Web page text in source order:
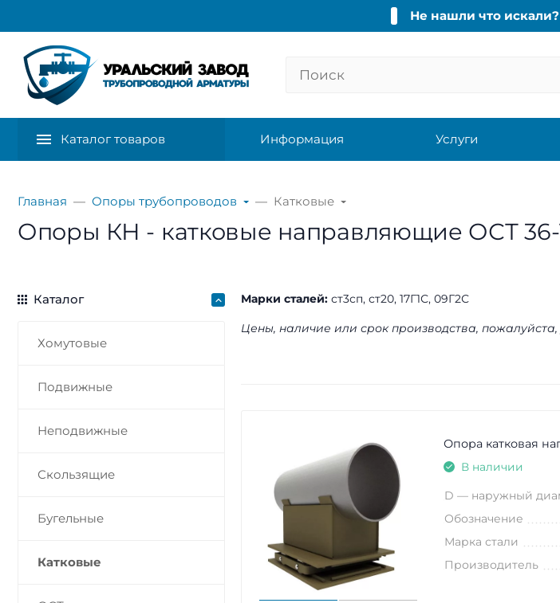
Не нашли что искали?
Каталог товаров Информация Услуги
Главная Опоры трубопроводов Катковые
Опоры КН - катковые направляющие ОСТ 36-
Каталог
Хомутовые
Подвижные
Неподвижные
Скользящие
Бугельные
Катковые
Марки сталей: ст3сп, ст20, 17Г1С, 09Г2С
Цены, наличие или срок производства, пожалуйста,
Опора катковая
В наличии
D — наружный
Обозначение
Марка стали
Производитель